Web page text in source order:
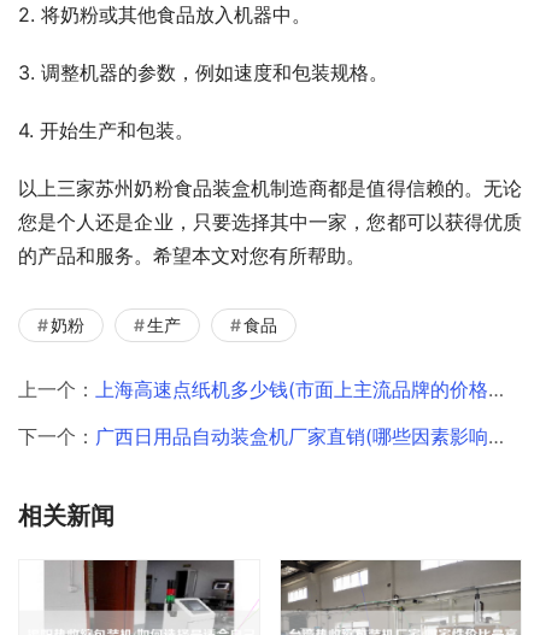
2. 将奶粉或其他食品放入机器中。
3. 调整机器的参数，例如速度和包装规格。
4. 开始生产和包装。
以上三家苏州奶粉食品装盒机制造商都是值得信赖的。无论
您是个人还是企业，只要选择其中一家，您都可以获得优质
的产品和服务。希望本文对您有所帮助。
奶粉 生产 食品
上一个：
上海高速点纸机多少钱(市面上主流品牌的价格对比)
下一个： 广西日用品自动装盒机厂家直销(哪些因素影响设备价格)
相关新闻